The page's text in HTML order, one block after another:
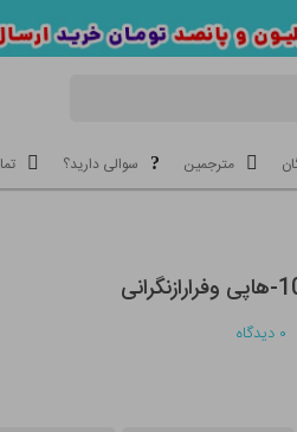
مترجمین سوالی دارید؟
۰ دیدگاه